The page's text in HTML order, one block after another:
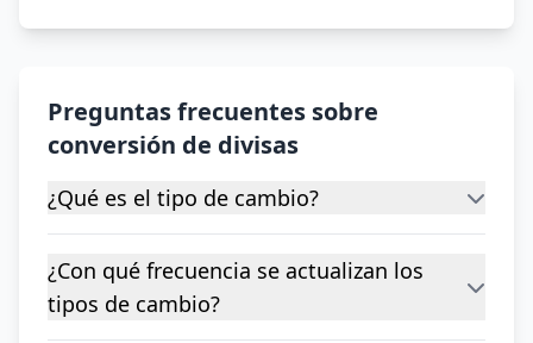
Preguntas frecuentes sobre
conversión de divisas
¿Qué es el tipo de cambio?
¿Con qué frecuencia se actualizan los
tipos de cambio?